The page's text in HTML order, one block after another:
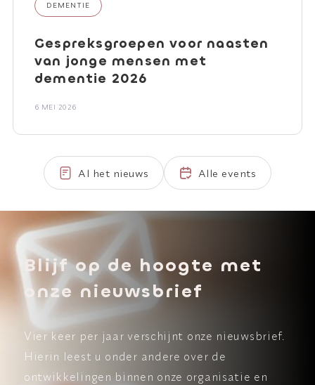
Al het nieuws Alle events
DEMENTIE
Gespreksgroepen voor naasten
van jonge mensen met
dementie 2026
6 MEI 2026
Blijf op de hoogte met
onze nieuwsbrief
Vier keer per jaar verschijnt onze nieuwsbrief.
Hierin leest u onder andere over de
ontwikkelingen binnen onze organisatie en